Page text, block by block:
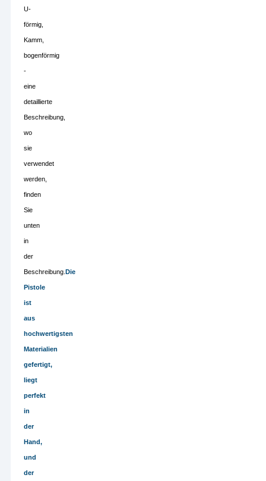
U-
förmig,
Kamm,
bogenförmig
-
eine
detaillierte
Beschreibung,
wo
sie
verwendet
werden,
finden
Sie
unten
in
der
Beschreibung. Die
Pistole
ist
aus
hochwertigsten
Materialien
gefertigt,
liegt
perfekt
in
der
Hand,
und
der